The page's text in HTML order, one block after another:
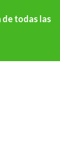
todas las